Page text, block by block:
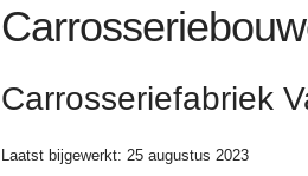
Carrosseriefabriek
Laatst bijgewerkt: 25 augustus 2023